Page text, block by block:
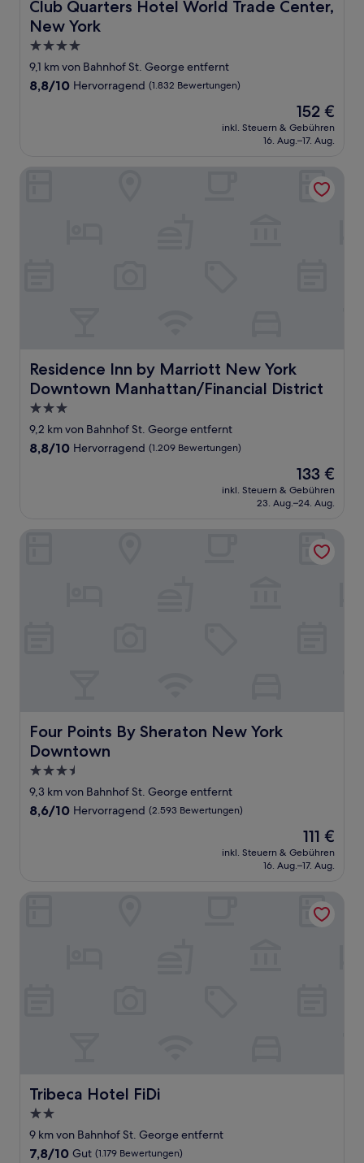
Club Quarters Hotel World Trade Center,
New York
Club Quarters Hotel World Trade Center, New York
4.0-
Sterne-
Unterkunft
9,1 km von Bahnhof St. George entfernt
8.8
8,8/10 Hervorragend (1.832 Bewertungen)
Der
Preis
beträgt
152 €
inkl. Steuern & Gebühren
16. Aug.–17. Aug.
Residence Inn by Marriott New York
Downtown Manhattan/Financial District
Residence Inn by Marriott New York Downtown
3.0-
Sterne-
Unterkunft
9,2 km von Bahnhof St. George entfernt
8.8
8,8/10 Hervorragend (1.209 Bewertungen)
Der
Preis
beträgt
133 €
inkl. Steuern & Gebühren
23. Aug.–24. Aug.
Residence Inn by Marriott New York Downtown
Four Points By Sheraton New York
Downtown
Four Points By Sheraton New York Downtown
3.5-
Sterne-
Unterkunft
9,3 km von Bahnhof St. George entfernt
8.6
8,6/10 Hervorragend (2.593 Bewertungen)
Der
Preis
beträgt
111 €
inkl. Steuern & Gebühren
16. Aug.–17. Aug.
Tribeca Hotel FiDi
Tribeca Hotel FiDi
2.0-
Sterne-
Unterkunft
9 km von Bahnhof St. George entfernt
7.8
7,8/10 Gut (1.179 Bewertungen)